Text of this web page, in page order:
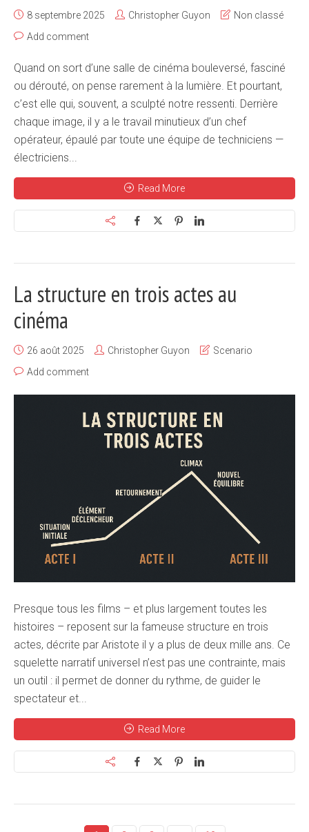
8 septembre 2025 Christopher Guyon
Non classé
Add comment
Quand on sort d’une salle de cinéma bouleversé, fasciné
ou dérouté, on pense rarement à la lumière. Et pourtant,
c’est elle qui, souvent, a sculpté notre ressenti. Derrière
chaque image, il y a le travail minutieux d’un chef
opérateur, épaulé par toute une équipe de techniciens —
électriciens...
Read More
La structure en trois actes au
cinéma
26 août 2025 Christopher Guyon
Scenario
Add comment
Presque tous les films – et plus largement toutes les
histoires – reposent sur la fameuse structure en trois
actes, décrite par Aristote il y a plus de deux mille ans. Ce
squelette narratif universel n’est pas une contrainte, mais
un outil : il permet de donner du rythme, de guider le
spectateur et...
Read More